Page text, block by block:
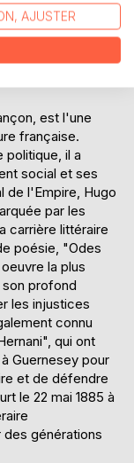
riche et son
s'impose
la nature
est l'une
française.
politique, il a
social et ses
de l'Empire, Hugo
par les
carrière littéraire
poésie, "Odes
la plus
profond
les injustices
connu
qui ont
Guernesey pour
et de défendre
le 22 mai 1885 à
générations
AJUSTER